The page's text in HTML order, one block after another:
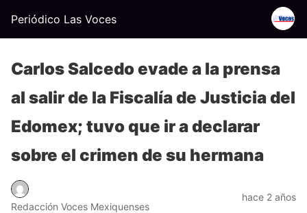
Periódico Las Voces
Carlos Salcedo evade a la prensa
al salir de la Fiscalía de Justicia del
Edomex; tuvo que ir a declarar
sobre el crimen de su hermana
Redacción Voces Mexiquenses
hace 2 años